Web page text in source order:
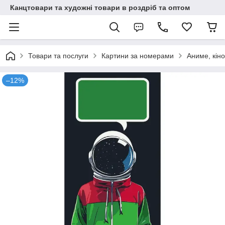
Канцтовари та художні товари в роздріб та оптом
Товари та послуги Картини за номерами Аниме,
–12%